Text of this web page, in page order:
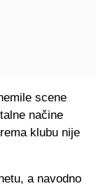
scene
načine
klubu nije
a navodno